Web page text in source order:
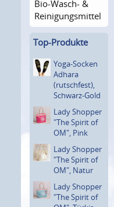
Bio-Wasch- &
Reinigun­gsmittel
Top-Produkte
Yoga-Socken
Adhara
(rutsch­fest),
Schwarz-Gold
Lady Shopper
"The Spirit of
OM", Pink
Lady Shopper
"The Spirit of
OM", Natur
Lady Shopper
"The Spirit of